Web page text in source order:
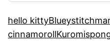
hello kittyBlueystitch
cinnamorollKuromi